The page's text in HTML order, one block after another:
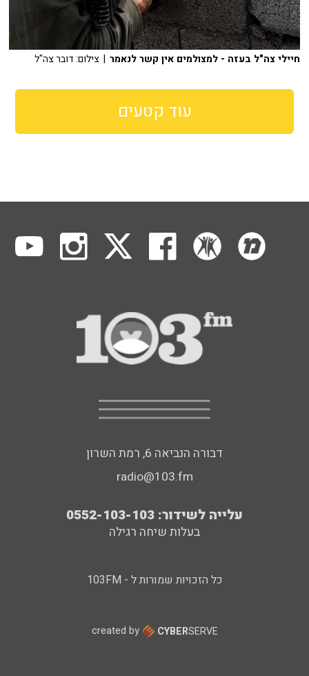
חיילי צה"ל בעזה - למצולמים אין קשר לנאמר | צילום: דובר צה"ל
עוד קטעים
דבורה הנביאה 6, רמת השרון
radio@103.fm
עלייה לשידור: 0552-103-103
בעלות שיחה רגילה
כל הזכויות שמורות ל - 103FM
created by CYBERSERVE